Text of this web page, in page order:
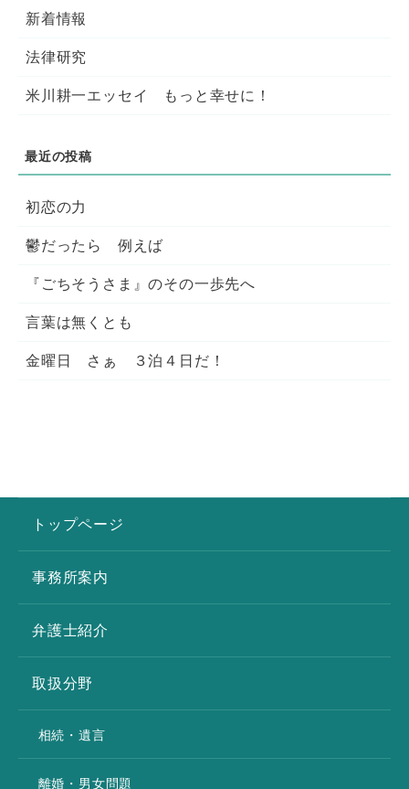
新着情報
法律研究
米川耕一エッセイ もっと幸せに！
初恋の力
鬱だったら 例えば
『ごちそうさま』のその一歩先へ
言葉は無くとも
金曜日 さぁ ３泊４日だ！
トップページ
事務所案内
弁護士紹介
取扱分野
相続・遺言
離婚・男女問題